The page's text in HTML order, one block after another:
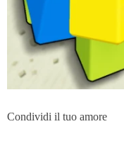
Condividi il tuo amore